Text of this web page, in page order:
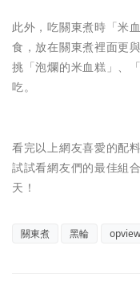
此外，吃關東煮時「米
食，放在關東煮裡面更
挑「泡爛的米血糕」、
吃。
看完以上網友喜愛的配
試試看網友們的最佳組
天！
關東煮 黑輪 opview